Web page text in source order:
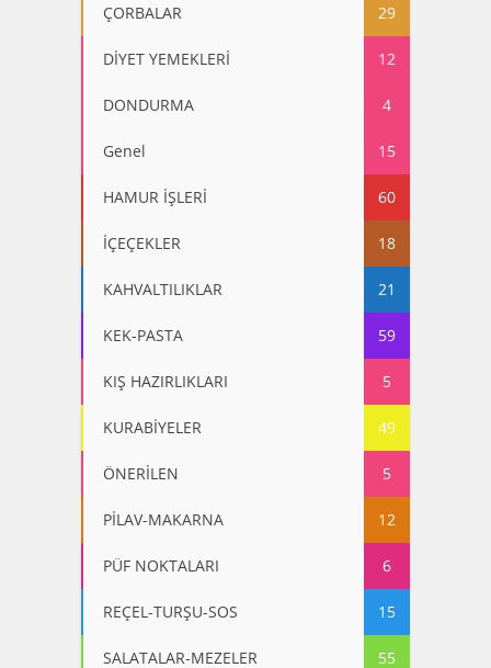
ÇORBALAR 29
DİYET YEMEKLERİ 12
DONDURMA 4
Genel 15
HAMUR İŞLERİ 60
İÇEÇEKLER 18
KAHVALTILIKLAR 21
KEK-PASTA 59
KIŞ HAZIRLIKLARI 5
KURABİYELER 49
ÖNERİLEN 5
PİLAV-MAKARNA 12
PÜF NOKTALARI 6
REÇEL-TURŞU-SOS 15
SALATALAR-MEZELER 55